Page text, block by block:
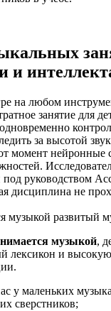
и
на любом
занятие для
за высотой
момент нейронные
руководством
дисциплина не
музыкой,
лексикон и
у маленьких
сверстников;